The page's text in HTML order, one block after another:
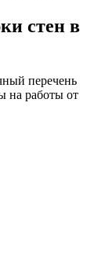
стен в
перечень
на работы от